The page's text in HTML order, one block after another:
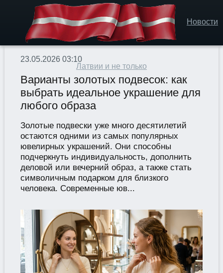
Новости
Латвии и не только
23.05.2026 03:10
Варианты золотых подвесок: как
выбрать идеальное украшение для
любого образа
Золотые подвески уже много десятилетий
остаются одними из самых популярных
ювелирных украшений. Они способны
подчеркнуть индивидуальность, дополнить
деловой или вечерний образ, а также стать
символичным подарком для близкого
человека. Современные юв...